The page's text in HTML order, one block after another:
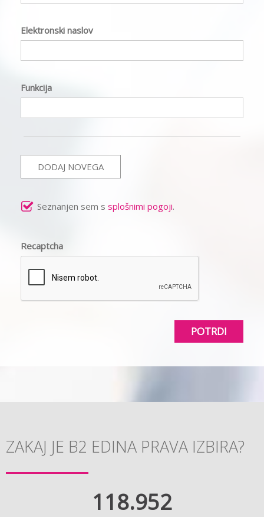
Elektronski naslov
Funkcija
DODAJ NOVEGA
Seznanjen sem s splošnimi pogoji.
Recaptcha
POTRDI
ZAKAJ JE B2 EDINA PRAVA IZBIRA?
118.952